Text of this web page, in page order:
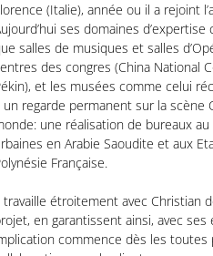
(Italie), année ou il a rejoint
ses domaines
salles de musiques et salles
des congres (China National
et les musées comme celui
un regarde permanent sur la scène
une réalisation de bureaux
en Arabie Saoudite et aux
Française.
travaille étroitement avec Christian
en garantissent ainsi, avec
commence dès les